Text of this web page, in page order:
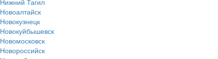
Нижний Тагил
Новоалтайск
Новокузнецк
Новокуйбышевск
Новомосковск
Новороссийск